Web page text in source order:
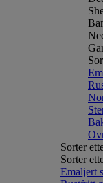
Sorter
Sorter
Emaljert